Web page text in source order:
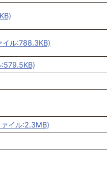
イル:788.3KB)
:579.5KB)
ァイル:2.3MB)